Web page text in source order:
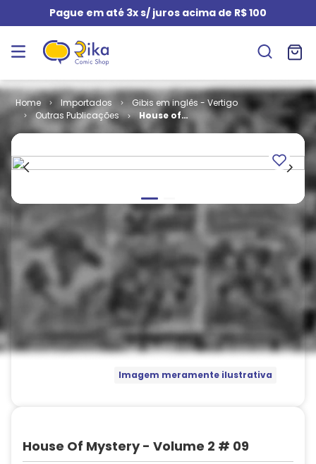
Pague em até 3x s/ juros acima de R$ 100
Importados
Gibis em inglês - Vertigo
Outras Publicações
House of
Mystery -
Imagem meramente ilustrativa
House Of Mystery - Volume 2 # 09